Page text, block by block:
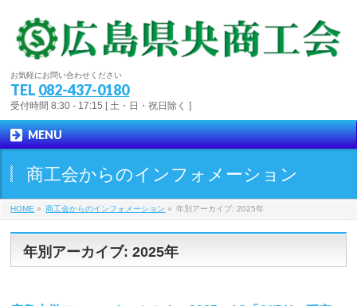
お気軽にお問い合わせください
TEL 082-437-0180
受付時間 8:30 - 17:15 [ 土・日・祝日除く ]
MENU
商工会からのインフォメーション
HOME » 商工会からのインフォメーション » 年別アーカイブ: 2025年
年別アーカイブ: 2025年